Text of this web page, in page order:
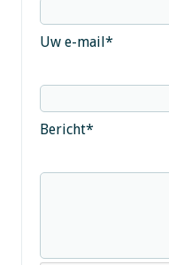
Uw e-mail*
Bericht*